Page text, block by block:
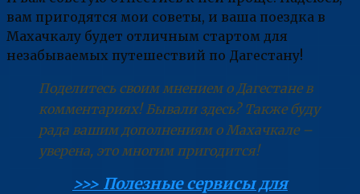
вам пригодятся мои советы, и ваша поездка в
Махачкалу будет отличным стартом для
незабываемых путешествий по Дагестану!
Поделитесь своим мнением о Дагестане в
комментариях! Бывали здесь? Также буду
рада вашим дополнениям о Махачкале –
уверена, это многим пригодится!
>>> Полезные сервисы для